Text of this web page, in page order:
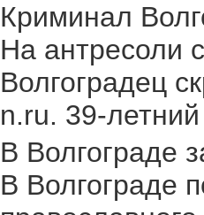
Криминал
На антресоли
Волгоградец
n.ru. 39-
В Волгограде
В Волгограде